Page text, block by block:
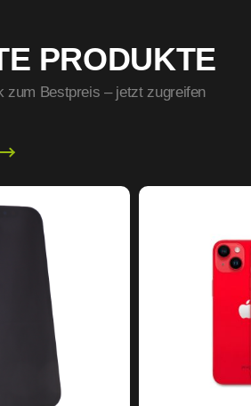
PRODUKTE
zum Bestpreis – jetzt zugreifen